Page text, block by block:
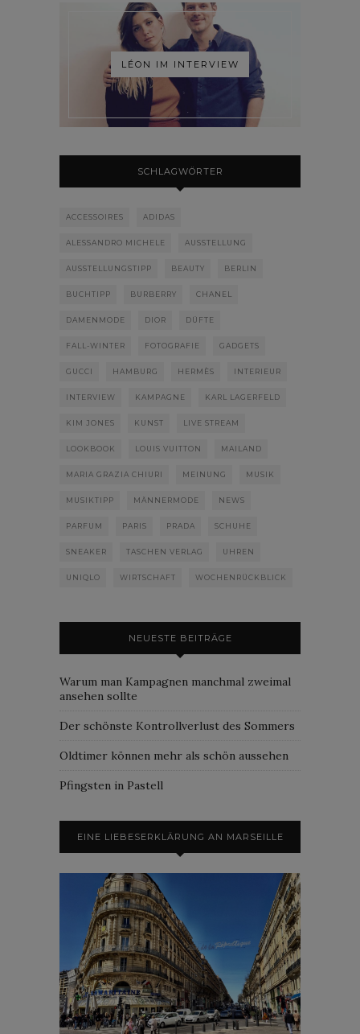
LÉON IM INTERVIEW
SCHLAGWÖRTER
ACCESSOIRES ADIDAS
ALESSANDRO MICHELE AUSSTELLUNG
AUSSTELLUNGSTIPP BEAUTY BERLIN
BUCHTIPP BURBERRY CHANEL
DAMENMODE DIOR DÜFTE
FALL-WINTER FOTOGRAFIE GADGETS
GUCCI HAMBURG HERMÈS INTERIEUR
INTERVIEW KAMPAGNE KARL LAGERFELD
KIM JONES KUNST LIVE STREAM
LOOKBOOK LOUIS VUITTON MAILAND
MARIA GRAZIA CHIURI MEINUNG MUSIK
MUSIKTIPP MÄNNERMODE NEWS
PARFUM PARIS PRADA SCHUHE
SNEAKER TASCHEN VERLAG UHREN
UNIQLO WIRTSCHAFT WOCHENRÜCKBLICK
NEUESTE BEITRÄGE
Warum man Kampagnen manchmal zweimal
ansehen sollte
Der schönste Kontrollverlust des Sommers
Oldtimer können mehr als schön aussehen
Pfingsten in Pastell
EINE LIEBESERKLÄRUNG AN MARSEILLE